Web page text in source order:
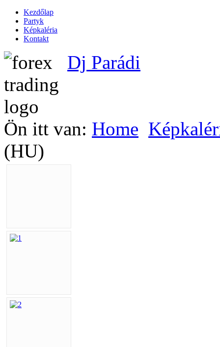
Kezdőlap
Partyk
Képkaléria
Kontakt
Dj Parádi
Ön itt van: Home
(HU)